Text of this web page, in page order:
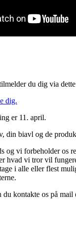
du dig via
dig.
er 11. april.
din biavl og de
og vi forbeholder os
hvad vi tror vil
i alle eller flest
du kontakte os på